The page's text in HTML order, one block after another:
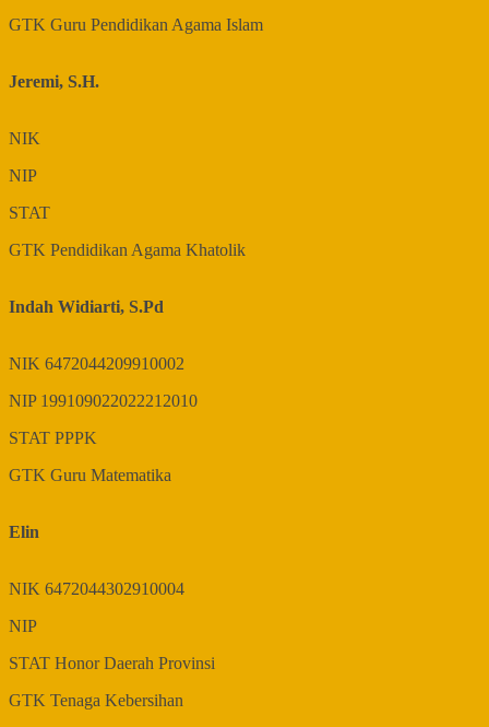
GTK Guru Pendidikan Agama Islam
Jeremi, S.H.
NIK
NIP
STAT
GTK Pendidikan Agama Khatolik
Indah Widiarti, S.Pd
NIK 6472044209910002
NIP 199109022022212010
STAT PPPK
GTK Guru Matematika
Elin
NIK 6472044302910004
NIP
STAT Honor Daerah Provinsi
GTK Tenaga Kebersihan